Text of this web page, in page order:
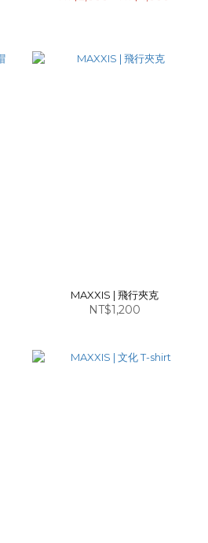
MAXXIS | 飛行夾克
NT$1,200